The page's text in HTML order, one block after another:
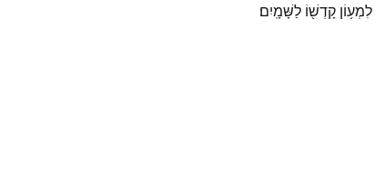
לִמְע֥וֹן קָדְשׁ֖וֹ לַשָּׁמָֽיִם׃